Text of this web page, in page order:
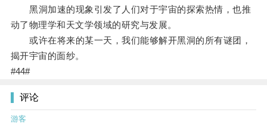
黑洞加速的现象引发了人们对于宇宙的探索热情，也推
动了物理学和天文学领域的研究与发展。
或许在将来的某一天，我们能够解开黑洞的所有谜团，
揭开宇宙的面纱。
#44#
评论
游客